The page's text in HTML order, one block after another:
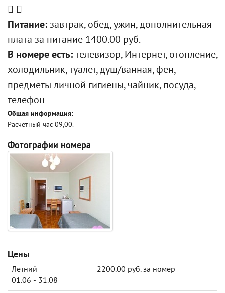
Питание: завтрак, обед, ужин, дополнительная
плата за питание 1400.00 руб.
В номере есть: телевизор, Интернет, отопление,
холодильник, туалет, душ/ванная, фен,
предметы личной гигиены, чайник, посуда,
телефон
Общая информация:
Расчетный час 09,00.
Фотографии номера
Цены
Летний
01.06 - 31.08
2200.00 руб. за номер